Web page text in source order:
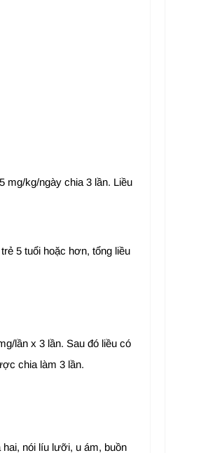
mg/kg/ngày chia 3 lần. Liều
5 tuổi hoặc hơn, tổng liều
lần x 3 lần. Sau đó liều có
chia làm 3 lần.
nói líu lưỡi, u ám, buồn